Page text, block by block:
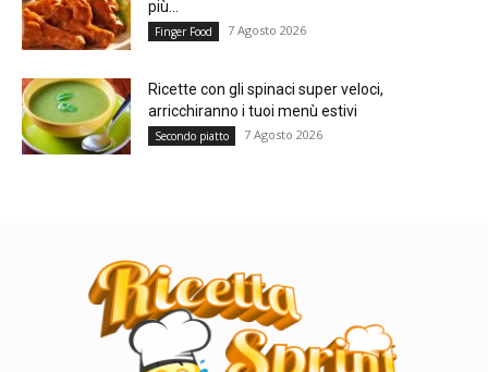
più...
Finger Food 7 Agosto 2026
Ricette con gli spinaci super veloci,
arricchiranno i tuoi menù estivi
Secondo piatto 7 Agosto 2026